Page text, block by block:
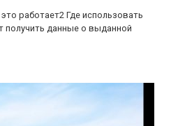
работает2 Где использовать
получить данные о выданной